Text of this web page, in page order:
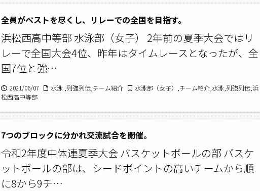
全員がベストを尽くし、リレーでの全国を目指す。
浜松西高中等部 水泳部（女子） 2年前の夏季大会ではリ
レーで全国大会4位、昨年はタイムレースとなったが、全
国7位と強…
2021/06/07 水泳 ,列強列伝,チーム紹介
水泳部（女子）,チーム紹介,水泳,列強列伝,浜
松西高中等部
7つのブロックに分かれ交流試合を開催。
令和2年度中体連夏季大会 バスケットボールの部 バスケ
ットボールの部は、シードポイントの高いチームから順
に8から9チ…